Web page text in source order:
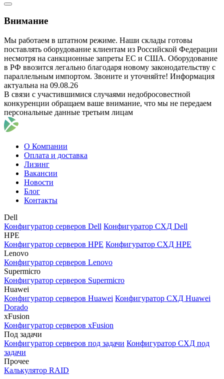
Внимание
Мы работаем в штатном режиме. Наши склады готовы
поставлять оборудование клиентам из Российской Федерации
несмотря на санкционные запреты ЕС и США. Оборудование
в РФ ввозится легально благодаря новому законодательству с
параллельным импортом. Звоните и уточняйте! Информация
актуальна на 09.08.26
В связи с участившимися случаями недобросовестной
конкуренции обращаем ваше внимание, что мы не передаем
персональные данные третьим лицам
О Компании
Оплата и доставка
Лизинг
Вакансии
Новости
Блог
Контакты
Dell
Конфигуратор серверов Dell Конфигуратор СХД Dell
HPE
Конфигуратор серверов HPE Конфигуратор СХД HPE
Lenovo
Конфигуратор серверов Lenovo
Supermicro
Конфигуратор серверов Supermicro
Huawei
Конфигуратор серверов Huawei Конфигуратор СХД Huawei
Dorado
xFusion
Конфигуратор серверов xFusion
Под задачи
Конфигуратор серверов под задачи Конфигуратор СХД под
задачи
Прочее
Калькулятор RAID